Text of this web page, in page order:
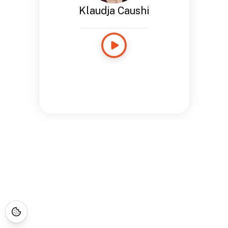
Klaudja Caushi